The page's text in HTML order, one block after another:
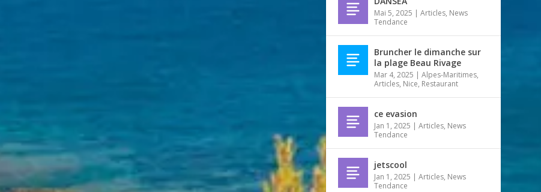
Mai 5, 2025 |Articles, News
Tendance
Bruncher le dimanche sur
la plage Beau Rivage
Mar 4, 2025 |Alpes-Maritimes,
Articles, Nice, Restaurant
ce evasion
Jan 1, 2025 |Articles, News
Tendance
jetscool
Jan 1, 2025 |Articles, News
Tendance